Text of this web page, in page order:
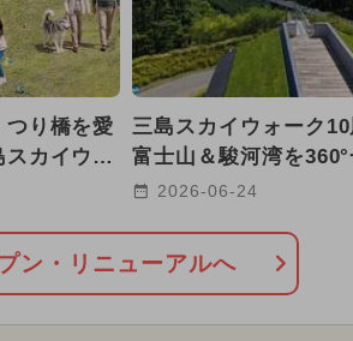
イベント
ベント
ン
ベント
ベント
ベント キャラクター
り橋を愛
カイウォ
ン誕生
三島スカイウォーク
富士山＆駿河湾を
きる展望カフェが新
2026-06-24
ン・リニューアルへ